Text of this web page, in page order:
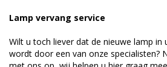
Lamp vervang service
Wilt u toch liever dat de nieuwe lamp in
wordt door een van onze specialisten?